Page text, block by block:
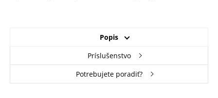
Popis
Príslušenstvo
Potrebujete poradiť?